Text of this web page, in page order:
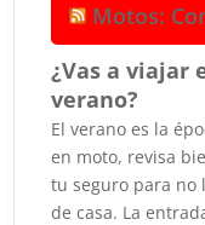
Motos:
¿Vas a viajar
verano?
El verano es la
en moto, revisa
tu seguro para no
de casa. La